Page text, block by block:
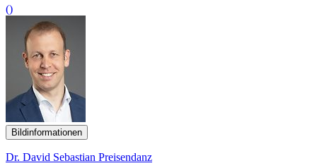
()
Bildinformationen
Dr. David Sebastian Preisendanz